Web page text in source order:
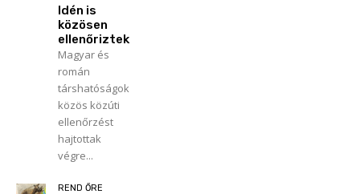
Idén is
közösen
ellenőriztek
Magyar és
román
társhatóságok
közös közúti
ellenőrzést
hajtottak
végre...
REND ŐRE